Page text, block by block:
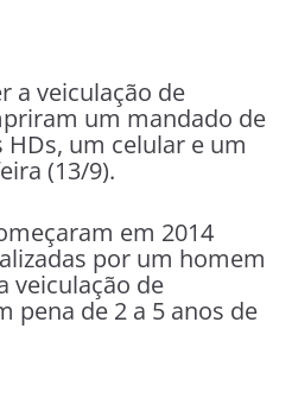
a veiculação de
um mandado de
um celular e um
(13/9).
em 2014
por um homem
veiculação de
pena de 2 a 5 anos de